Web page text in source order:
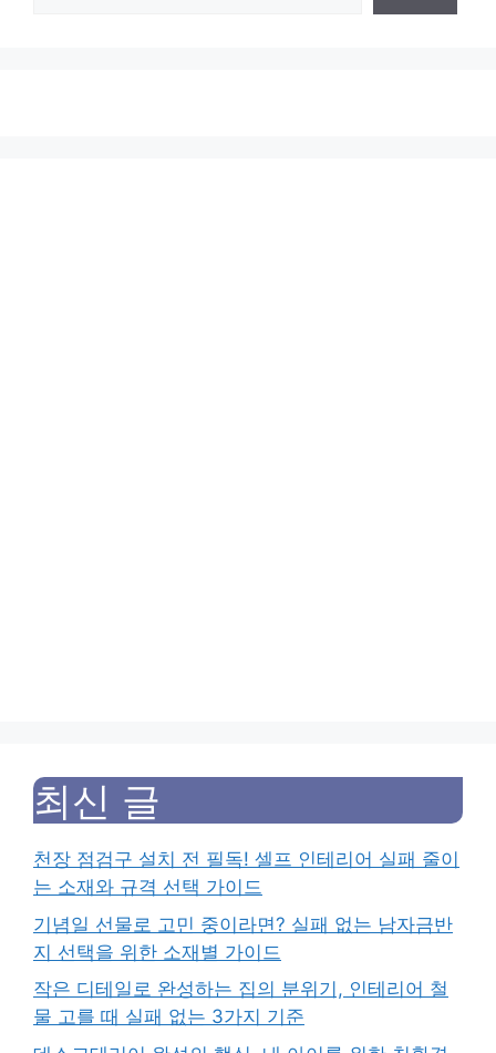
최신 글
천장 점검구 설치 전 필독! 셀프 인테리어 실패 줄이
는 소재와 규격 선택 가이드
기념일 선물로 고민 중이라면? 실패 없는 남자금반
지 선택을 위한 소재별 가이드
작은 디테일로 완성하는 집의 분위기, 인테리어 철
물 고를 때 실패 없는 3가지 기준